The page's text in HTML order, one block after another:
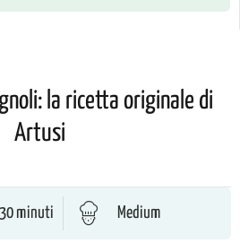
la ricetta originale di
Artusi
minuti Medium